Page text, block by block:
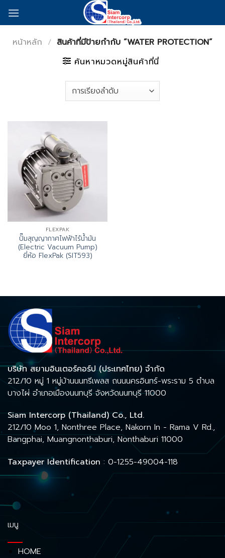
หน้าหลัก / สินค้าที่มีป้ายกำกับ “WATER PROTECTION”
ค้นหาหมวดหมู่สินค้าที่นี่
FLEXPAK
ปั๊มสุญญากาศไฟฟ้าไร้น้ำมัน
(Electric Vacuum Pump)
ยี่ห้อ FlexPak (SIT593)
บริษัท สยามอินเตอร์คอร์ป (ประเทศไทย) จำกัด
212/10 หมู่ 1 หมู่บ้านนนทรีเพลส ถนนนครอินทร์-พระราม 5 ตำบล
บางไผ่ อำเภอเมืองนนทบุรี จังหวัดนนทบุรี 11000
Siam Intercorp (Thailand) Co., Ltd.
212/10 Moo 1, Nonthree Place, Nakorn In - Rama V Rd.,
Bangphai, Muangnonthaburi, Nonthaburi 11000
Taxpayer Identification : 0-1255-49004-118
เมนู
HOME